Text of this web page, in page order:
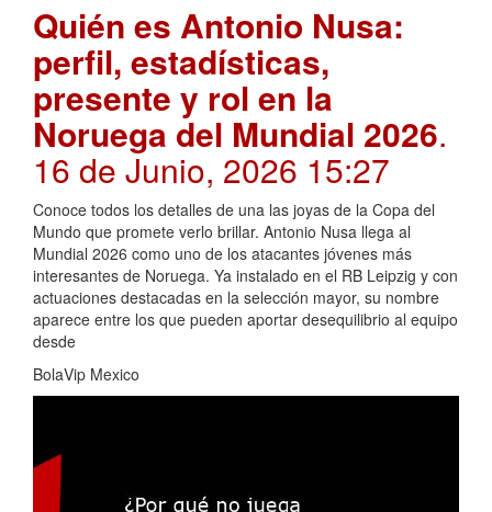
Quién es Antonio Nusa:
perfil, estadísticas,
presente y rol en la
Noruega del Mundial 2026.
16 de Junio, 2026 15:27
Conoce todos los detalles de una las joyas de la Copa del
Mundo que promete verlo brillar. Antonio Nusa llega al
Mundial 2026 como uno de los atacantes jóvenes más
interesantes de Noruega. Ya instalado en el RB Leipzig y con
actuaciones destacadas en la selección mayor, su nombre
aparece entre los que pueden aportar desequilibrio al equipo
desde
BolaVip Mexico